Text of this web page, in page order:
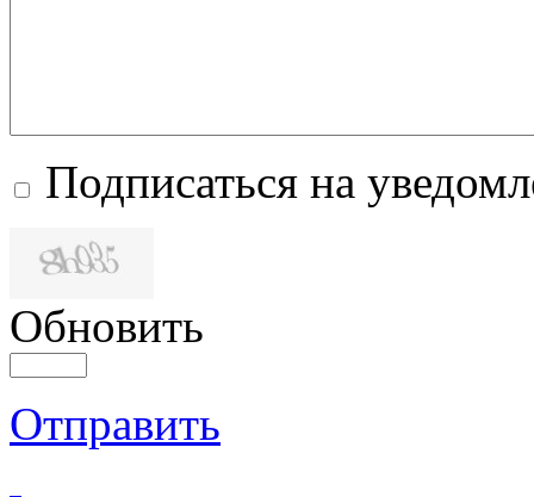
Подписаться на
Обновить
Отправить